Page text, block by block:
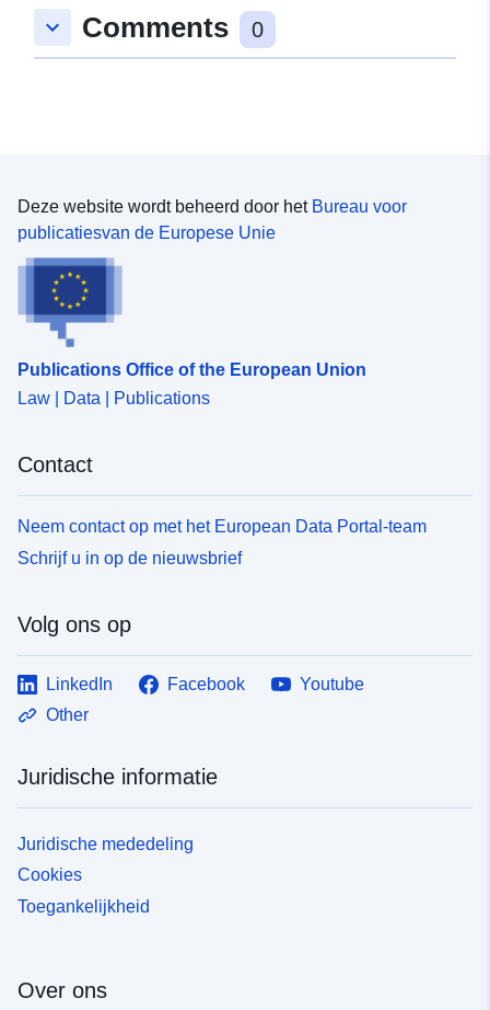
keyboard_arrow_down Comments 0
Deze website wordt beheerd door het Bureau voor
publicatiesvan de Europese Unie
Publications Office of the European Union
Law | Data | Publications
Contact
Neem contact op met het European Data Portal-team
Schrijf u in op de nieuwsbrief
Volg ons op
LinkedIn Facebook
Youtube
Other
Juridische informatie
Juridische mededeling
Cookies
Toegankelijkheid
Over ons